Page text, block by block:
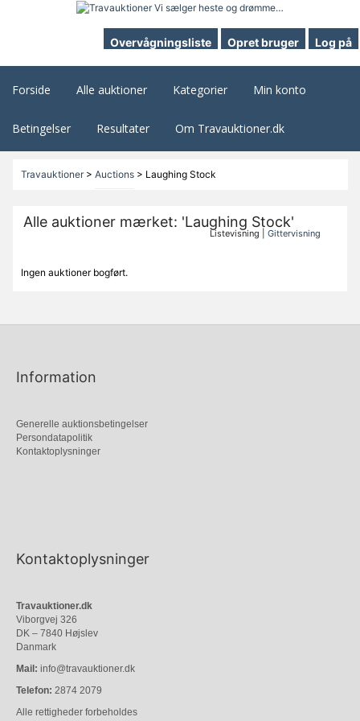
Overvågningsliste Opret bruger Log på
Forside Alle auktioner Kategorier Min konto
Betingelser Resultater Om Travauktioner.dk
Travauktioner> Auctions> Laughing Stock
Alle auktioner mærket: 'Laughing Stock'
Listevisning |Gittervisning
Ingen auktioner bogført.
Information
Generelle auktionsbetingelser
Persondatapolitik
Kontaktoplysninger
Kontaktoplysninger
Travauktioner.dk
Viborgvej 326
DK – 7840 Højslev
Danmark
Mail: info@travauktioner.dk
Telefon: 2874 2079
Alle rettigheder forbeholdes